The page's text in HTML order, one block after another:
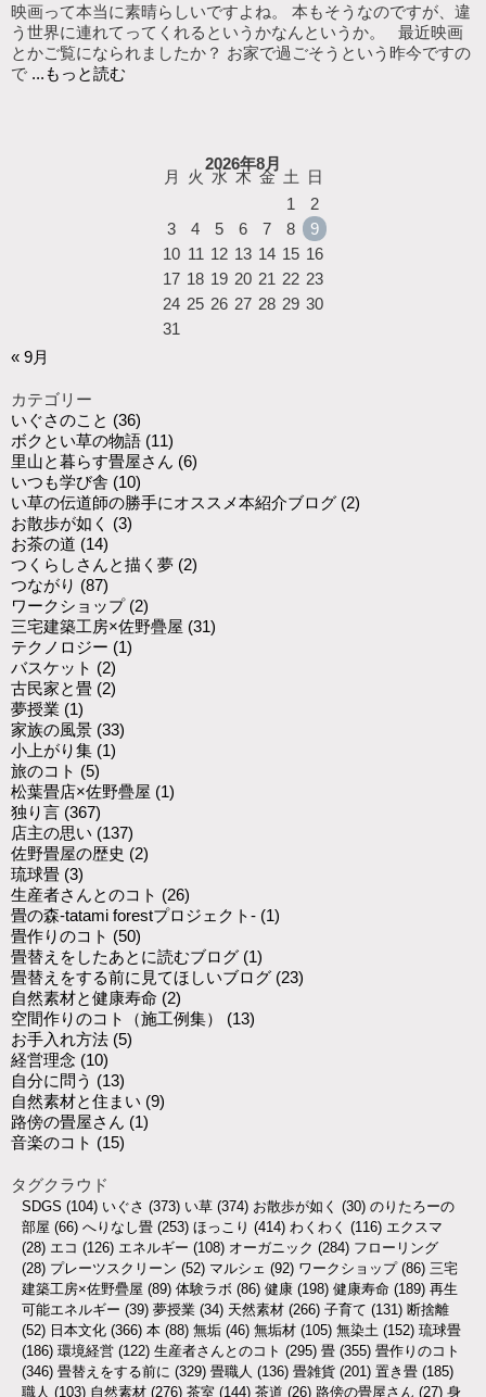
映画って本当に素晴らしいですよね。 本もそうなのですが、違
う世界に連れてってくれるというかなんというか。 最近映画
とかご覧になられましたか？ お家で過ごそうという昨今ですの
で ...もっと読む
2026年8月
月 火 水 木 金 土
日
1
2
3
4 5 6 7 8
9
10 11 12 13 14 15 16
17 18 19 20 21 22 23
24 25 26 27 28 29 30
31
« 9月
カテゴリー
いぐさのこと (36)
ボクとい草の物語 (11)
里山と暮らす畳屋さん (6)
いつも学び舎 (10)
い草の伝道師の勝手にオススメ本紹介ブログ (2)
お散歩が如く (3)
お茶の道 (14)
つくらしさんと描く夢 (2)
つながり (87)
ワークショップ (2)
三宅建築工房×佐野疊屋 (31)
テクノロジー (1)
バスケット (2)
古民家と畳 (2)
夢授業 (1)
家族の風景 (33)
小上がり集 (1)
旅のコト (5)
松葉畳店×佐野疊屋 (1)
独り言 (367)
店主の思い (137)
佐野畳屋の歴史 (2)
琉球畳 (3)
生産者さんとのコト (26)
畳の森-tatami forestプロジェクト- (1)
畳作りのコト (50)
畳替えをしたあとに読むブログ (1)
畳替えをする前に見てほしいブログ (23)
自然素材と健康寿命 (2)
空間作りのコト（施工例集） (13)
お手入れ方法 (5)
経営理念 (10)
自分に問う (13)
自然素材と住まい (9)
路傍の畳屋さん (1)
音楽のコト (15)
タグクラウド
SDGS (104) いぐさ (373) い草 (374) お散歩が如く (30) のりたろーの
部屋 (66) へりなし畳 (253) ほっこり (414) わくわく (116) エクスマ
(28) エコ (126) エネルギー (108) オーガニック (284) フローリング
(28) プレーツスクリーン (52) マルシェ (92) ワークショップ(86) 三宅
建築工房×佐野疊屋 (89) 体験ラボ (86) 健康 (198) 健康寿命 (189) 再生
可能エネルギー (39) 夢授業 (34) 天然素材 (266) 子育て (131) 断捨離
(52) 日本文化 (366) 本 (88) 無垢 (46) 無垢材 (105) 無染土 (152) 琉球畳
(186) 環境経営 (122) 生産者さんとのコト (295) 畳 (355) 畳作りのコト
(346) 畳替えをする前に (329) 畳職人 (136) 畳雑貨 (201) 置き畳 (185)
職人 (103) 自然素材 (276) 茶室 (144) 茶道 (26) 路傍の畳屋さん (27) 身